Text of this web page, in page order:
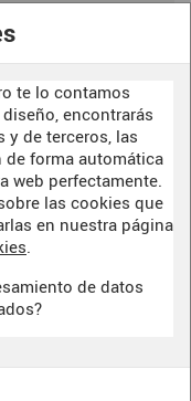
te lo contamos
encontrarás
y de terceros, las
forma automática
web perfectamente.
las cookies que
en nuestra página
.
de datos